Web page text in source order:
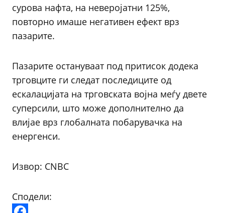
сурова нафта, на неверојатни 125%,
повторно имаше негативен ефект врз
пазарите.
Пазарите остануваат под притисок додека
трговците ги следат последиците од
ескалацијата на трговската војна меѓу двете
суперсили, што може дополнително да
влијае врз глобалната побарувачка на
енергенси.
Извор: CNBC
Сподели: